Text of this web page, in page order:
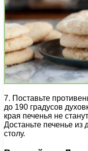
7. Поставьте
до 190 градусов
края печенья не
Достаньте печенье из
столу.